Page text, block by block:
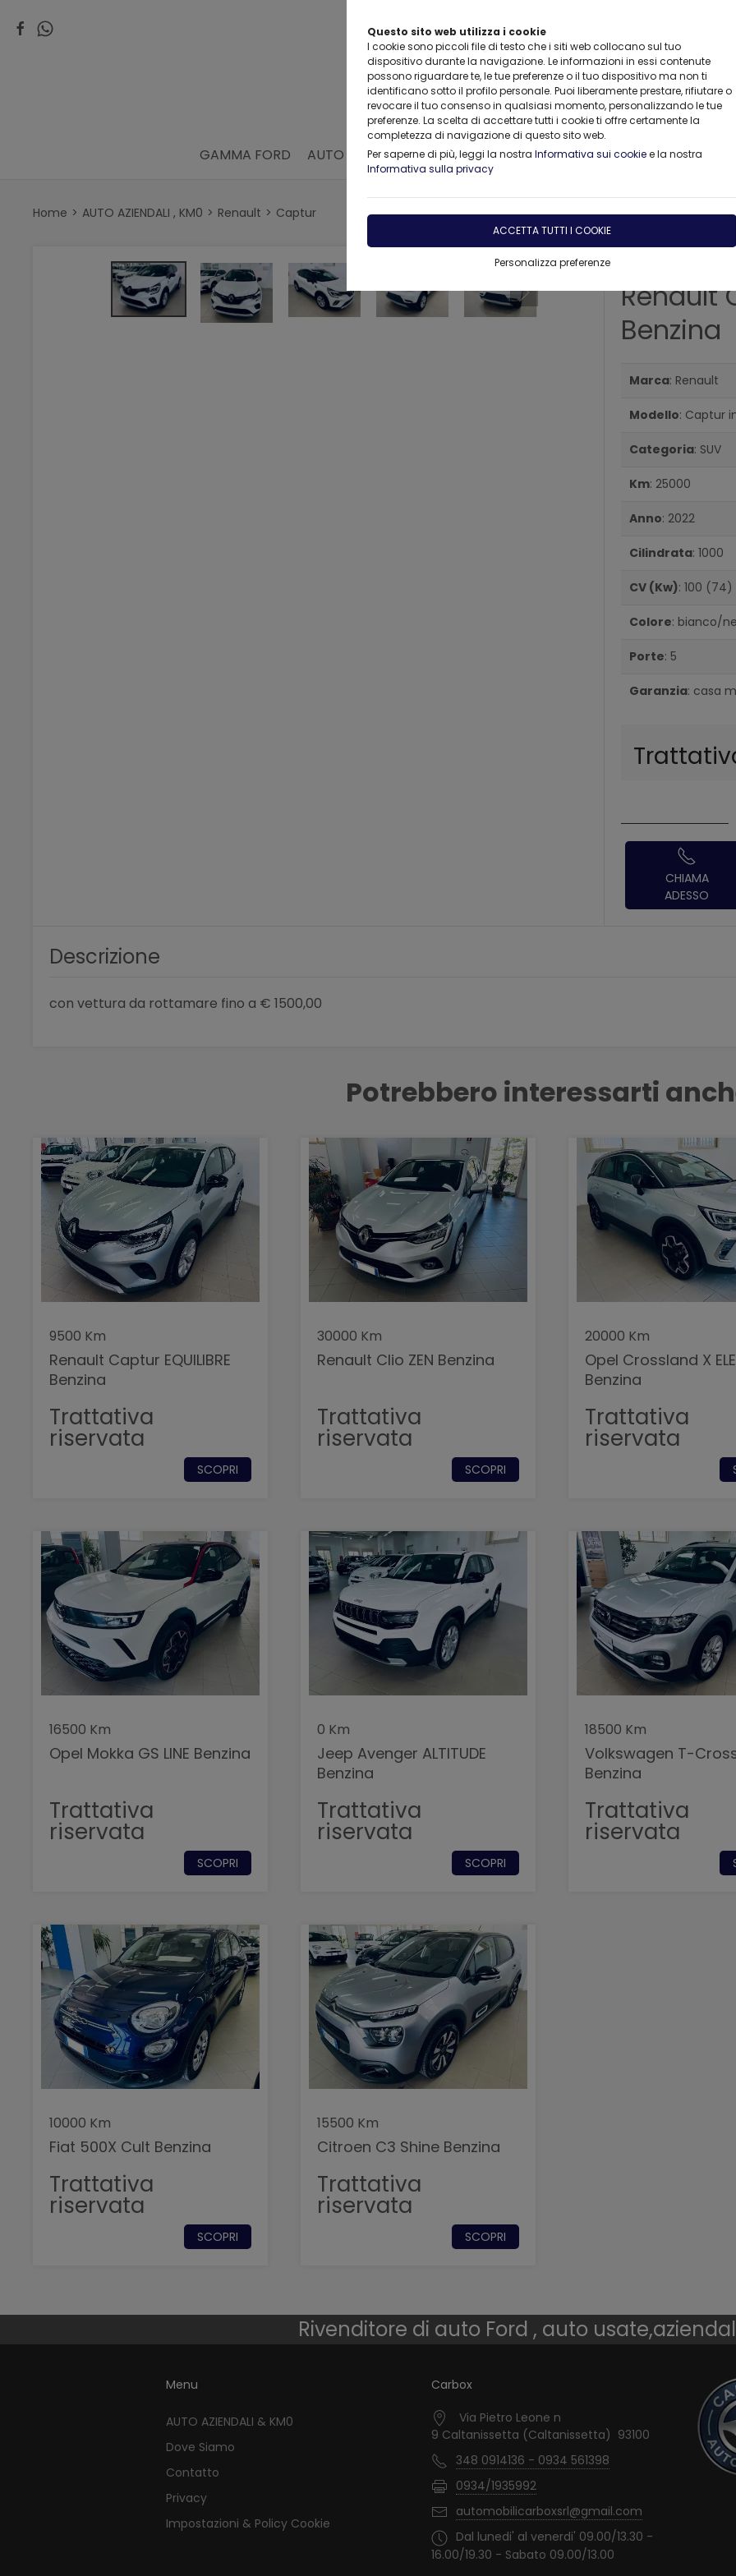
Questo sito web utilizza i cookie
I cookie sono piccoli file di testo che i siti web collocano sul tuo
dispositivo durante la navigazione. Le informazioni in essi contenute
possono riguardare te, le tue preferenze o il tuo dispositivo ma non ti
identificano sotto il profilo personale. Puoi liberamente prestare, rifiutare o
revocare il tuo consenso in qualsiasi momento, personalizzando le tue
preferenze. La scelta di accettare tutti i cookie ti offre certamente la
completezza di navigazione di questo sito web.
Per saperne di più, leggi la nostra Informativa sui cookiee la nostra
Informativa sulla privacy
ACCETTA TUTTI I COOKIE
Personalizza preferenze
GAMMA FORD AUTO AZIENDALI & KM0 AUTO USATE PROMOZIONI DEL MESE
Home AUTO AZIENDALI , KM0 Renault Captur
Renault
Benzina
Marca: Renault
Modello: Captur
Categoria: SUV
Km: 25000
Anno: 2022
Cilindrata: 1000
CV (Kw): 100 (74)
Colore: bianco/
Porte: 5
Garanzia: casa
CHIAMA
ADESSO
Descrizione
con vettura da rottamare fino a € 1500,00
Potrebbero interessarti
9500 Km
Renault Captur EQUILIBRE
Benzina
Trattativa
riservata
SCOPRI
30000 Km
Renault Clio ZEN Benzina
Trattativa
riservata
SCOPRI
20000 Km
Opel Crossland X
Benzina
Trattativa
riservata
16500 Km
Opel Mokka GS LINE Benzina
Trattativa
riservata
SCOPRI
0 Km
Jeep Avenger ALTITUDE
Benzina
Trattativa
riservata
SCOPRI
18500 Km
Volkswagen T-
Benzina
Trattativa
riservata
10000 Km
Fiat 500X Cult Benzina
Trattativa
riservata
SCOPRI
15500 Km
Citroen C3 Shine Benzina
Trattativa
riservata
SCOPRI
Rivenditore di auto Ford , auto
Menu
AUTO AZIENDALI & KM0
Dove Siamo
Contatto
Privacy
Impostazioni & Policy Cookie
Carbox
Via Pietro Leone n
9 Caltanissetta (Caltanissetta) 93100
348 0914136 - 0934 561398
0934/1935992
automobilicarboxsrl@gmail.com
Dal lunedi' al venerdi' 09.00/13.30 -
16.00/19.30 - Sabato 09.00/13.00